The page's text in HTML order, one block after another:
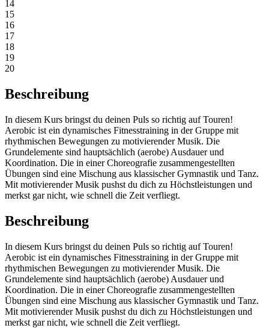
14
15
16
17
18
19
20
Beschreibung
In diesem Kurs bringst du deinen Puls so richtig auf Touren!
Aerobic ist ein dynamisches Fitnesstraining in der Gruppe mit
rhythmischen Bewegungen zu motivierender Musik. Die
Grundelemente sind hauptsächlich (aerobe) Ausdauer und
Koordination. Die in einer Choreografie zusammengestellten
Übungen sind eine Mischung aus klassischer Gymnastik und Tanz.
Mit motivierender Musik pushst du dich zu Höchstleistungen und
merkst gar nicht, wie schnell die Zeit verfliegt.
Beschreibung
In diesem Kurs bringst du deinen Puls so richtig auf Touren!
Aerobic ist ein dynamisches Fitnesstraining in der Gruppe mit
rhythmischen Bewegungen zu motivierender Musik. Die
Grundelemente sind hauptsächlich (aerobe) Ausdauer und
Koordination. Die in einer Choreografie zusammengestellten
Übungen sind eine Mischung aus klassischer Gymnastik und Tanz.
Mit motivierender Musik pushst du dich zu Höchstleistungen und
merkst gar nicht, wie schnell die Zeit verfliegt.